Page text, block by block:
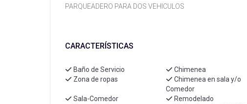
PARQUEADERO PARA DOS VEHICULOS
CARACTERÍSTICAS
Baño de Servicio Chimenea
Zona de ropas
Chimenea en sala y/o
Comedor
Sala-Comedor
Remodelado